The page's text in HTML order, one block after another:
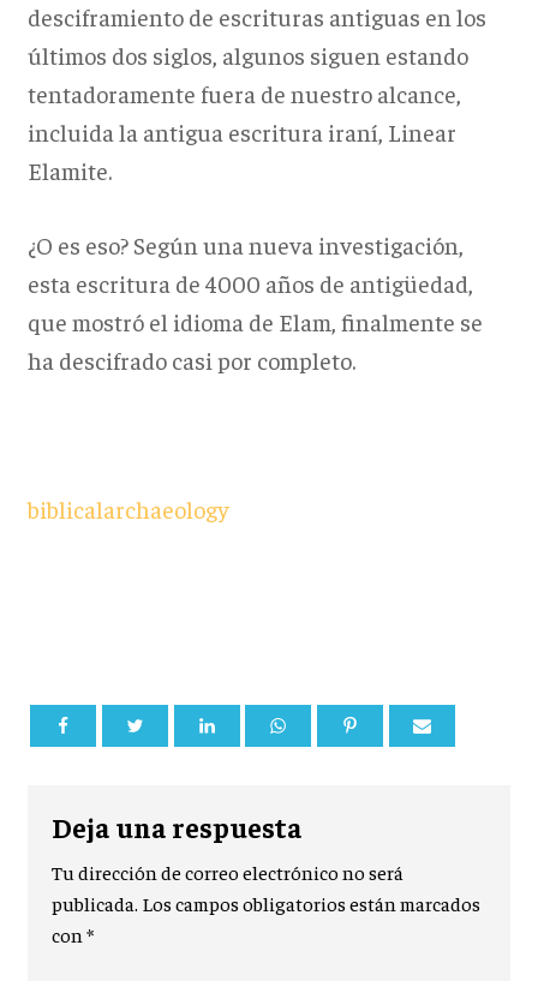
desciframiento de escrituras antiguas en los
últimos dos siglos, algunos siguen estando
tentadoramente fuera de nuestro alcance,
incluida la antigua escritura iraní, Linear
Elamite.
¿O es eso? Según una nueva investigación,
esta escritura de 4000 años de antigüedad,
que mostró el idioma de Elam, finalmente se
ha descifrado casi por completo.
biblicalarchaeology
Deja una respuesta
Tu dirección de correo electrónico no será
publicada. Los campos obligatorios están marcados
con*